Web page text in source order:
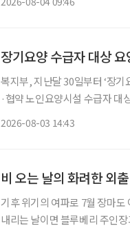
장기요양 수급자 대상
복지부, 지난달 30일부터 ‘장
·협약 노인요양시설 수급자 대
2026-08-03 14:43
비 오는 날의 화려한 외출
기후 위기의 여파로 7월 장마
내리는 날이면 블루베리 주인장과 함께 ‘